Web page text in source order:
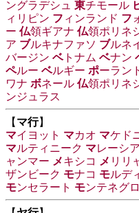
ングラデシュ 東チモール
ィリピン フ ィンランド フ
ー 仏領ギアナ 仏領ポリネ
ア ブルキナファソ ブルネ
バージン ベトナム ベナン
ペルー ベルギー ポーラン
ワナ ボネール 仏領ポリネ
ンジュラス
【 マ行】
マイヨット マカオ マケド
マルティニーク マレーシア
ャンマー メキシコ メ リリ
ザンビーク モナコ モルデ
モンセラート モンテネグロ